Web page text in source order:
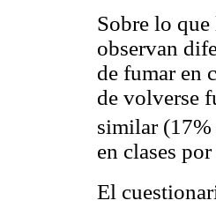
Sobre lo que
observan
de fumar en
de volverse
similar (17%
en clases
El